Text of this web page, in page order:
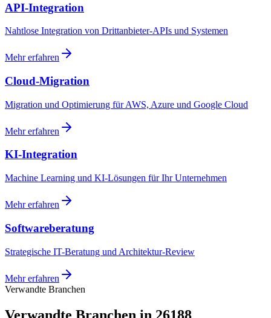
API-Integration
Nahtlose Integration von Drittanbieter-APIs und Systemen
Mehr erfahren
Cloud-Migration
Migration und Optimierung für AWS, Azure und Google Cloud
Mehr erfahren
KI-Integration
Machine Learning und KI-Lösungen für Ihr Unternehmen
Mehr erfahren
Softwareberatung
Strategische IT-Beratung und Architektur-Review
Mehr erfahren
Verwandte Branchen
Verwandte Branchen in 26188